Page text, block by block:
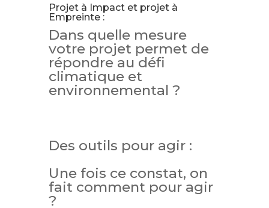
Projet à Impact et projet à
Empreinte :
Dans quelle mesure
votre projet permet de
répondre au défi
climatique et
environnemental ?
Des outils pour agir :
Une fois ce constat, on
fait comment pour agir
?